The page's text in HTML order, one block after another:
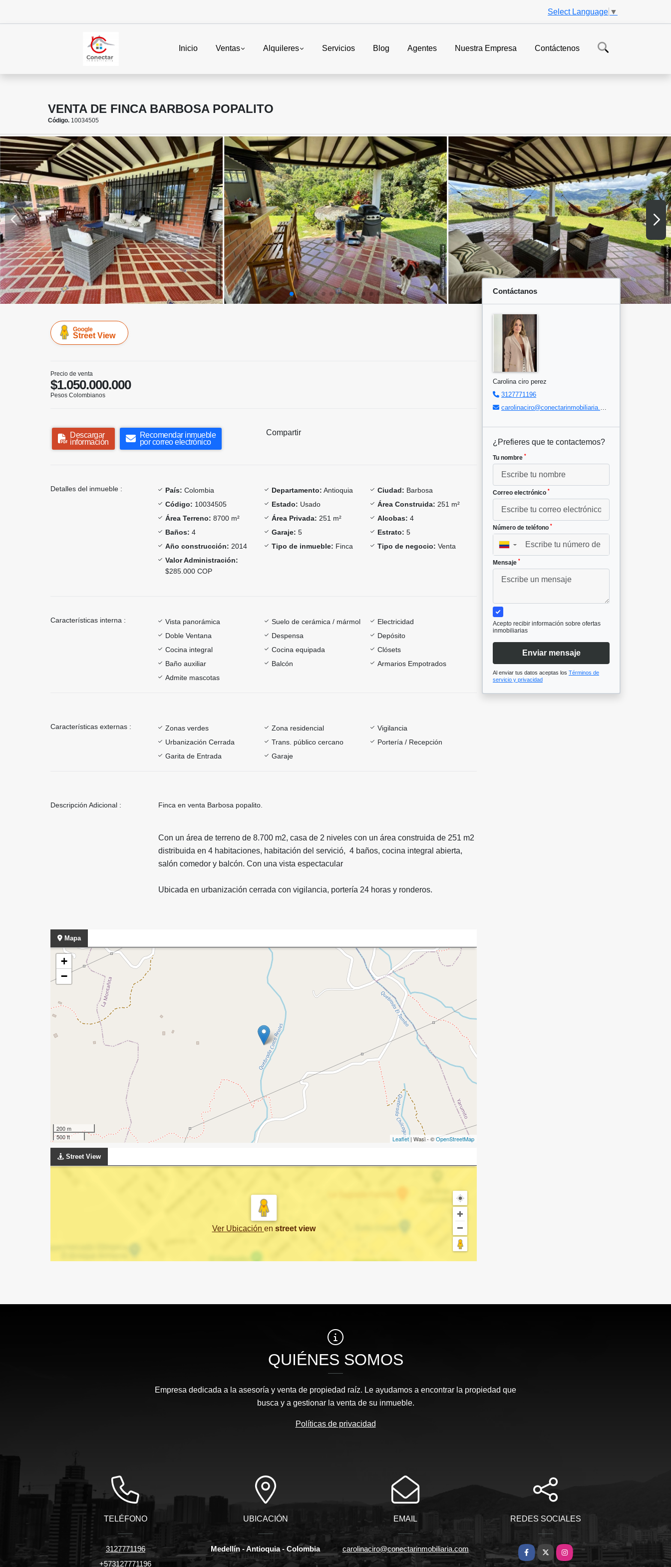
Select Language ▼
Inicio Ventas Alquileres Servicios Blog Agentes Nuestra Empresa Contáctenos
VENTA DE FINCA BARBOSA POPALITO
Código. 10034505
Google
Street View
Precio de venta
$1.050.000.000
Pesos Colombianos
Descargar
información
Recomendar inmueble
por correo electrónico
Compartir
Detalles del inmueble : País: Colombia Departamento: Antioquia Ciudad: Barbosa
Código: 10034505 Estado: Usado Área Construida: 251 m²
Área Terreno: 8700 m² Área Privada: 251 m² Alcobas: 4
Baños: 4 Garaje: 5 Estrato: 5
Año construcción: 2014 Tipo de inmueble: Finca Tipo de negocio: Venta
Valor Administración:
$285.000 COP
Características interna : Vista panorámica Suelo de cerámica / mármol
Electricidad
Doble Ventana
Despensa
Depósito
Cocina integral
Cocina equipada
Clósets
Baño auxiliar
Balcón
Armarios Empotrados
Admite mascotas
Características externas : Zonas verdes Zona residencial
Vigilancia
Urbanización Cerrada
Trans. público cercano
Portería / Recepción
Garita de Entrada
Garaje
Descripción Adicional : Finca en venta Barbosa popalito.
Con un área de terreno de 8.700 m2, casa de 2 niveles con un área construida de 251 m2
distribuida en 4 habitaciones, habitación del servició, 4 baños, cocina integral abierta,
salón comedor y balcón. Con una vista espectacular
Ubicada en urbanización cerrada con vigilancia, portería 24 horas y ronderos.
Mapa
+
−
200 m
500 ft
Leaflet | Wasi - ©OpenStreetMap
Street View
Ver Ubicación en street view
Contáctanos
Carolina ciro perez
3127771196
carolinaciro@conectarinmobiliaria.com
¿Prefieres que te contactemos?
Tu nombre *
Correo electrónico *
Número de teléfono *
▼
Mensaje *
Acepto recibir información sobre ofertas
inmobiliarias
Enviar mensaje
Al enviar tus datos aceptas los Términos de
servicio y privacidad
QUIÉNES SOMOS
Empresa dedicada a la asesoría y venta de propiedad raíz. Le ayudamos a encontrar la propiedad que
busca y a gestionar la venta de su inmueble.
Políticas de privacidad
TELÉFONO
3127771196
+573127771196
UBICACIÓN
Medellín - Antioquia - Colombia
EMAIL
carolinaciro@conectarinmobiliaria.com
REDES SOCIALES
Facebook
X Instagram